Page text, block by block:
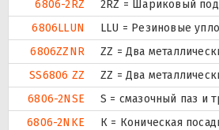
6806-2RZ
2RZ = Шариковый
6806LLUN
LLU = Резиновые
6806ZZNR
ZZ = Два
SS6806 ZZ
ZZ = Два
6806-2NSE
S = смазочный паз и
6806-2NKE
К = Коническая